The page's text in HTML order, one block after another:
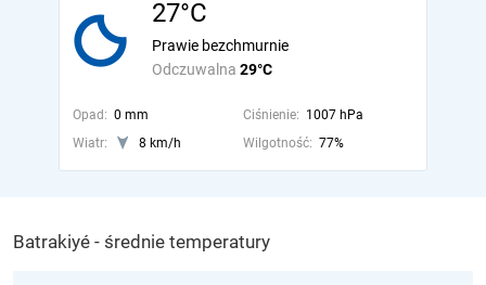
27°C
Odczuwalna 29°C
Prawie bezchmurnie
Opad: 0 mm Ciśnienie: 1007 hPa
Wiatr:
8 km/h Wilgotność: 77%
Batrakiyé - średnie temperatury